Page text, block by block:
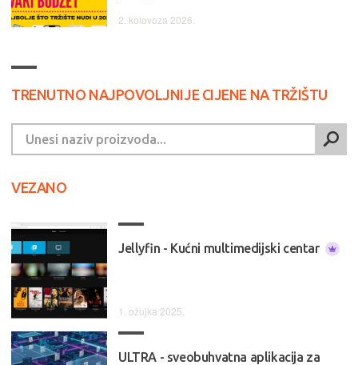
2. kolovoza 2026.
TRENUTNO NAJPOVOLJNIJE CIJENE NA TRŽIŠTU
VEZANO
Jellyfin - Kućni multimedijski centar
1. ožujka 2025.
ULTRA - sveobuhvatna aplikacija za